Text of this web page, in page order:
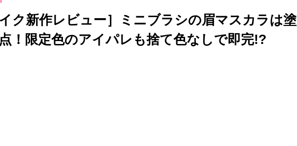
イク新作レビュー］ミニブラシの眉マスカラは塗
！限定色のアイパレも捨て色なしで即完!?